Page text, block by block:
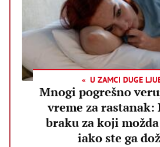
U ZAMCI DUGE
Mnogi pogrešno
vreme za rastanak:
braku za koji
iako ste ga